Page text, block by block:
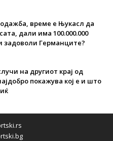
време е Њукасл да
дали има 100.000.000
задоволи Германците?
на другиот крај од
покажува кој е и што